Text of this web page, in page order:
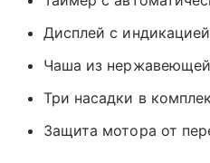
Дисплей с
Чаша из
Три насадки в
Защита мотора от